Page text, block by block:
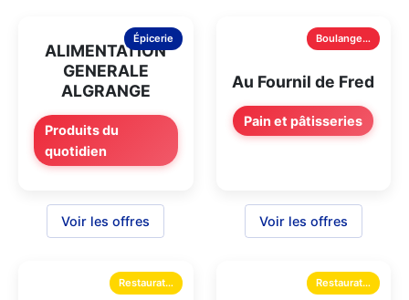
Épicerie
ALIMENTATION
GENERALE
ALGRANGE
Produits du
quotidien
Voir les offres
Boulangerie
Au Fournil de Fred
Pain et pâtisseries
Voir les offres
Restauration Restauration